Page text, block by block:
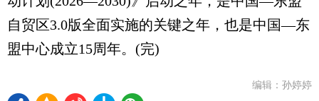
自贸区3.0版全面实施的关键之年，也是中国—东
盟中心成立15周年。(完)
编辑：孙婷婷